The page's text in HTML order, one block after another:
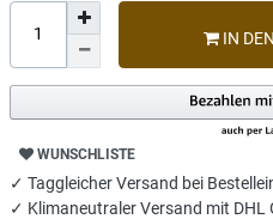
IN
WUNSCHLISTE
✓ Taggleicher Versand bei
✓ Klimaneutraler Versand mit DHL